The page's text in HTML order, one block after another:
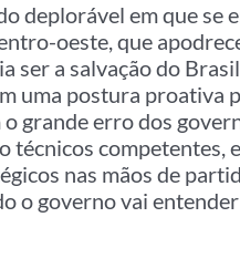
deplorável em que se
oeste, que
ser a salvação do
uma postura proativa
grande erro dos
técnicos competentes,
nas mãos de
o governo vai